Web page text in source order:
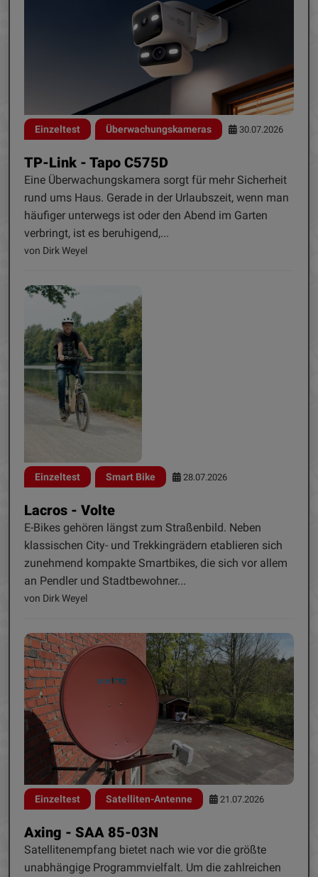
Einzeltest Überwachungskameras 30.07.2026
TP-Link - Tapo C575D
Eine Überwachungskamera sorgt für mehr Sicherheit
rund ums Haus. Gerade in der Urlaubszeit, wenn man
häufiger unterwegs ist oder den Abend im Garten
verbringt, ist es beruhigend,...
von Dirk Weyel
Einzeltest Smart Bike 28.07.2026
Lacros - Volte
E-Bikes gehören längst zum Straßenbild. Neben
klassischen City- und Trekkingrädern etablieren sich
zunehmend kompakte Smartbikes, die sich vor allem
an Pendler und Stadtbewohner...
von Dirk Weyel
Einzeltest Satelliten-Antenne 21.07.2026
Axing - SAA 85-03N
Satellitenempfang bietet nach wie vor die größte
unabhängige Programmvielfalt. Um die zahlreichen